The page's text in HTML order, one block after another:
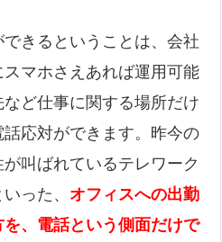
きるということは、会社
マホさえあれば運用可能
ど仕事に関する場所だけ
応対ができます。昨今の
叫ばれているテレワーク
った、 オフィスへの出勤
、電話という側面だけで